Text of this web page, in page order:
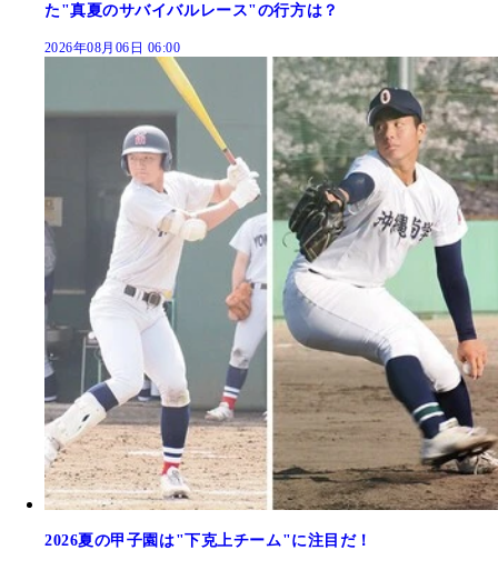
た"真夏のサバイバルレース"の行方は？
2026年08月06日 06:00
2026夏の甲子園は"下克上チーム"に注目だ！